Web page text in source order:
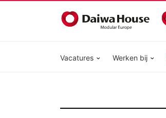
Vacatures Werken bij